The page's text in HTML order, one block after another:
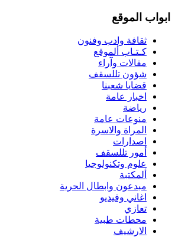
ابواب الموقع
ثقافة وادب وفنون
كـتـاب ألموقع
مقالات وآراء
شؤون تللسقف
قضايا شعبنا
اخبار عامة
رياضة
منوعات عامة
المراة والاسرة
اصدارات
أمور تللسقف
علوم وتكنولوجيا
ألمكتبة
مبدعون وابطال الحرية
اغاني وفيديو
تعازي
محطات طبية
الارشيف